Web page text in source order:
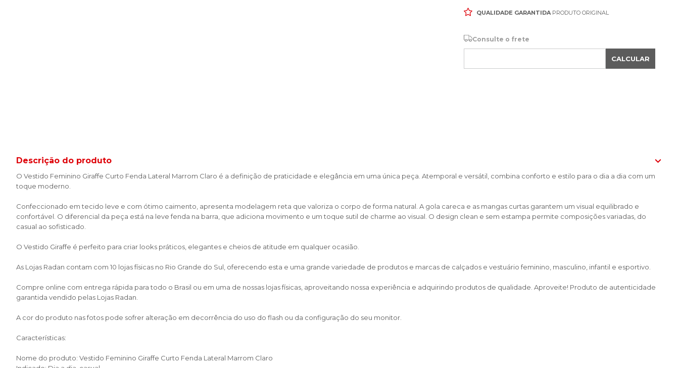
QUALIDADE GARANTIDAPRODUTO ORIGINAL
Consulte o frete
CALCULAR
Descrição do produto
O Vestido Feminino Giraffe Curto Fenda Lateral Marrom Claro é a definição de praticidade e elegância em uma única peça. Atemporal e versátil, combina conforto e estilo para o dia a dia com um
toque moderno.
Confeccionado em tecido leve e com ótimo caimento, apresenta modelagem reta que valoriza o corpo de forma natural. A gola careca e as mangas curtas garantem um visual equilibrado e
confortável. O diferencial da peça está na leve fenda na barra, que adiciona movimento e um toque sutil de charme ao visual. O design clean e sem estampa permite composições variadas, do
casual ao sofisticado.
O Vestido Giraffe é perfeito para criar looks práticos, elegantes e cheios de atitude em qualquer ocasião.
As Lojas Radan contam com 10 lojas físicas no Rio Grande do Sul, oferecendo esta e uma grande variedade de produtos e marcas de calçados e vestuário feminino, masculino, infantil e esportivo.
Compre online com entrega rápida para todo o Brasil ou em uma de nossas lojas físicas, aproveitando nossa experiência e adquirindo produtos de qualidade. Aproveite! Produto de autenticidade
garantida vendido pelas Lojas Radan.
A cor do produto nas fotos pode sofrer alteração em decorrência do uso do flash ou da configuração do seu monitor.
Características:
Nome do produto: Vestido Feminino Giraffe Curto Fenda Lateral Marrom Claro